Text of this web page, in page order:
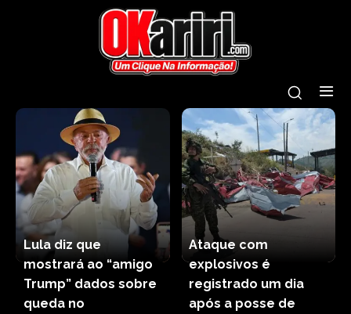
Lula diz que
mostrará ao “amigo
Trump” dados sobre
queda no
Ataque com
explosivos é
registrado um dia
após a posse de